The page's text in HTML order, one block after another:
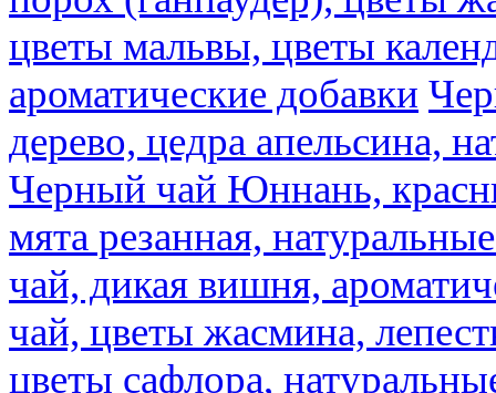
цветы мальвы, цветы
ароматические добавки
дерево, цедра апельсина,
Черный чай Юннань,
мята резанная,
чай, дикая вишня,
чай, цветы жасмина,
цветы сафлора,